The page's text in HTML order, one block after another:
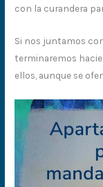
con la curandera
Si nos juntamos
terminaremos
ellos, aunque se